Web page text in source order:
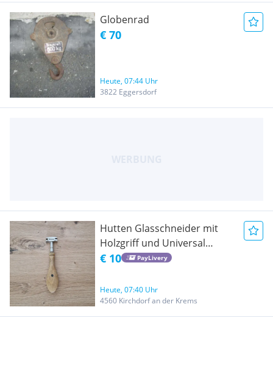
Globenrad
€ 70
Heute, 07:44 Uhr
3822 Eggersdorf
Hutten Glasschneider mit
Holzgriff und Universal
Glasschneider
€ 10 PayLivery
Heute, 07:40 Uhr
4560 Kirchdorf an der Krems